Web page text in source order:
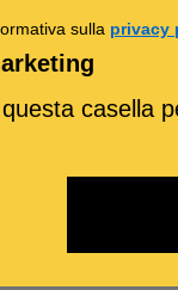
sulla privacy
casella